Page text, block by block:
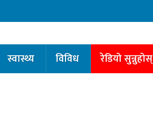
स्वास्थ्य विविध रेडियो सुन्नुहोस्